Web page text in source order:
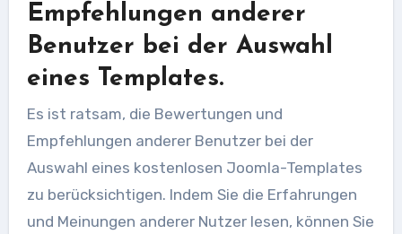
Empfehlungen anderer
Benutzer bei der Auswahl
eines Templates.
Es ist ratsam, die Bewertungen und
Empfehlungen anderer Benutzer bei der
Auswahl eines kostenlosen Joomla-Templates
zu berücksichtigen. Indem Sie die Erfahrungen
und Meinungen anderer Nutzer lesen, können Sie